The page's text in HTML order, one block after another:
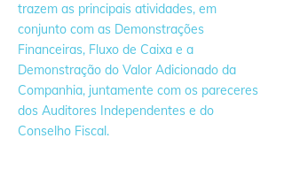
trazem as principais atividades, em
conjunto com as Demonstrações
Financeiras, Fluxo de Caixa e a
Demonstração do Valor Adicionado da
Companhia, juntamente com os pareceres
dos Auditores Independentes e do
Conselho Fiscal.